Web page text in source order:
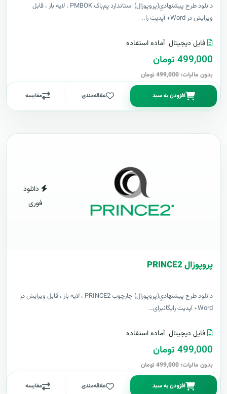
دانلود طرح پيشنهادي(پروپوزال) استاندارد پم‌باک PMBOK ، لایه باز ، قابل
ویرایش در Word+ آپدیت را..
فایل دیجیتال آماده استفاده
499,000 تومان
بدون مالیات: 499,000 تومان
افزودن به سبد علاقه‌مندی مقایسه
دانلود
فوری
پروپوزال PRINCE2
دانلود طرح پيشنهادي(پروپوزال) چارچوب PRINCE2 ، لایه باز ، قابل ویرایش در
Word+ آپدیت رایگانبرای..
فایل دیجیتال آماده استفاده
499,000 تومان
بدون مالیات: 499,000 تومان
افزودن به سبد علاقه‌مندی مقایسه